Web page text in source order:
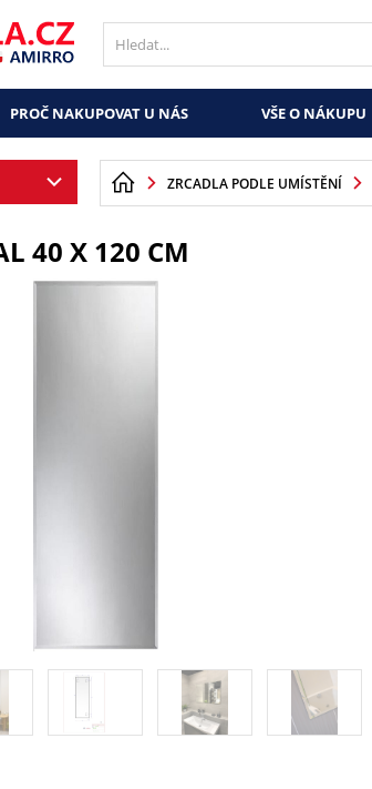
PROČ NAKUPOVAT U NÁS VŠE O NÁKUPU
ZRCADLA PODLE UMÍSTĚNÍ
40 X 120 CM